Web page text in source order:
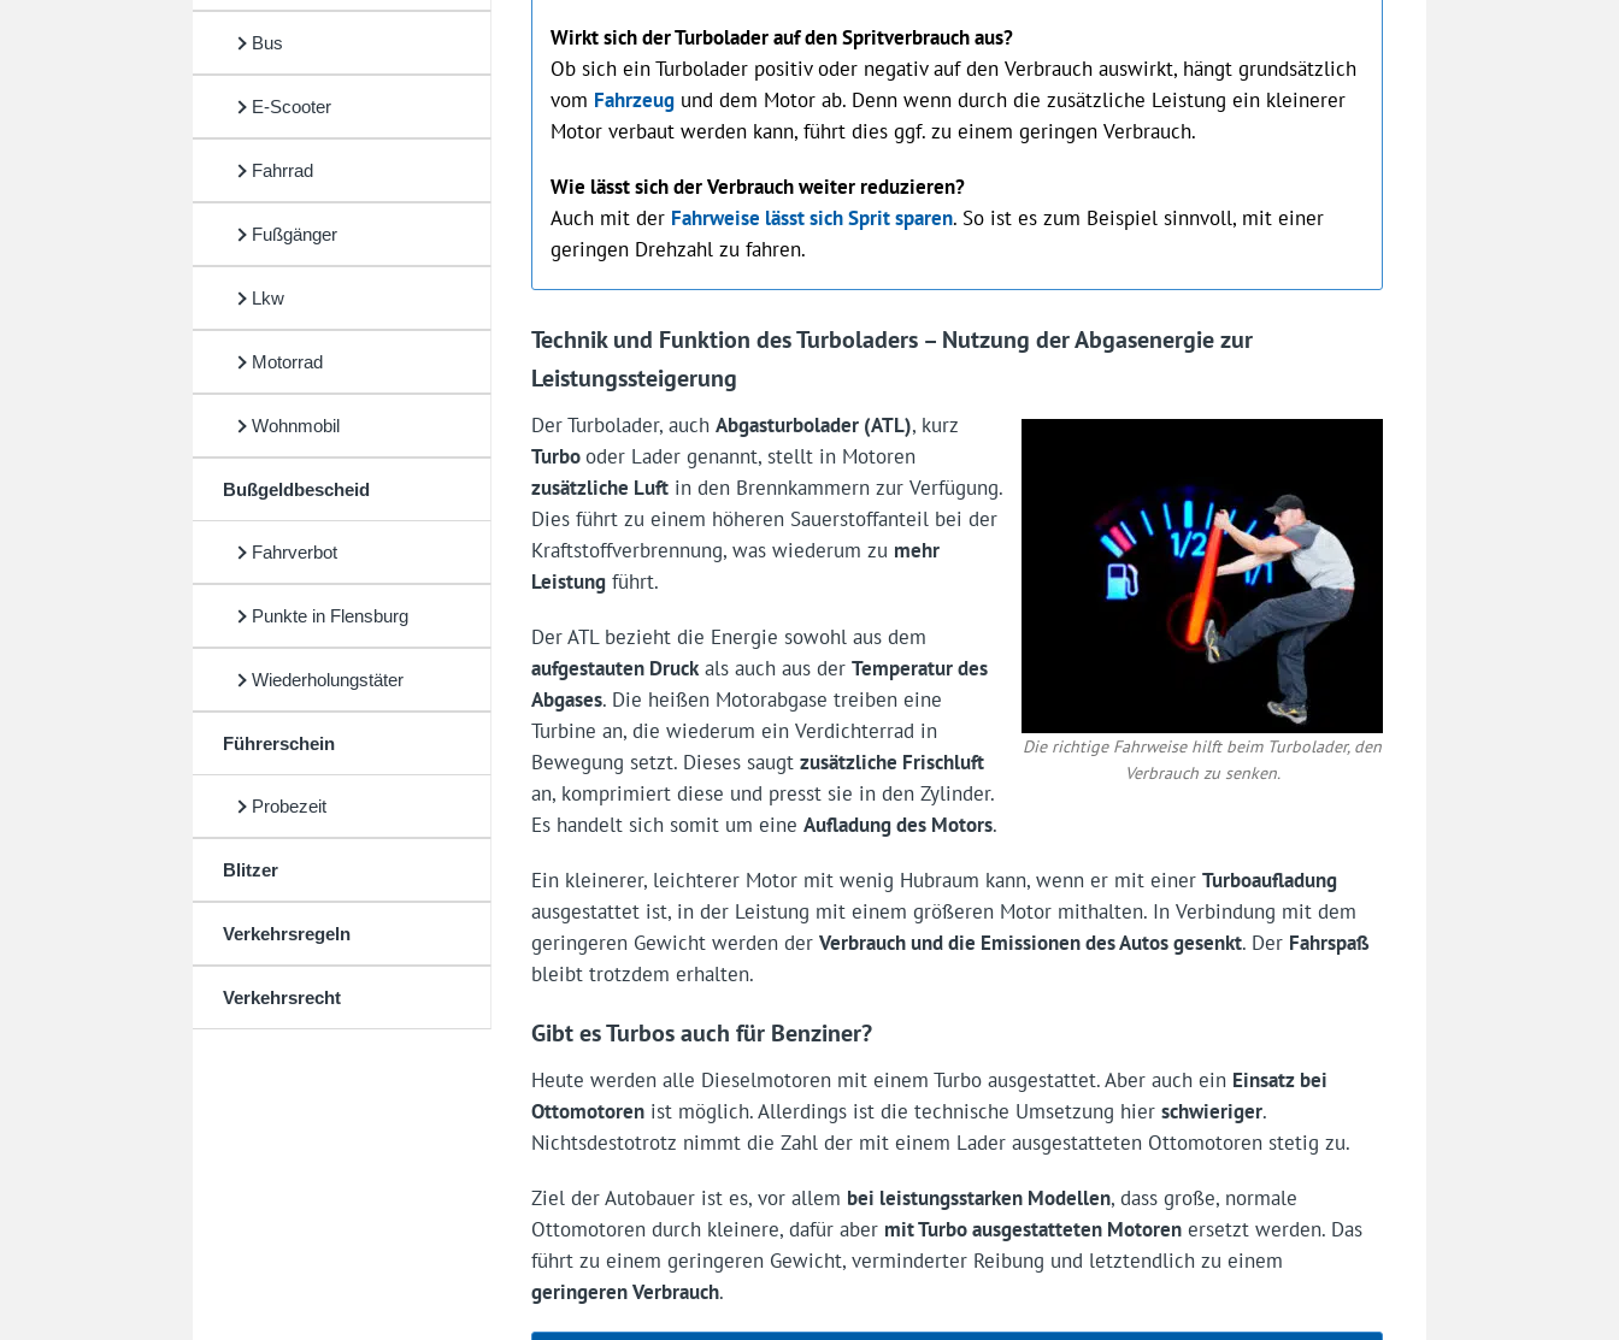
Bus
E-Scooter
Fahrrad
Fußgänger
Lkw
Motorrad
Wohnmobil
Bußgeldbescheid
Fahrverbot
Punkte in Flensburg
Wiederholungstäter
Führerschein
Probezeit
Blitzer
Verkehrsregeln
Verkehrsrecht
Wirkt sich der Turbolader auf den Spritverbrauch aus?
Ob sich ein Turbolader positiv oder negativ auf den Verbrauch auswirkt, hängt grundsätzlich
vom Fahrzeugund dem Motor ab. Denn wenn durch die zusätzliche Leistung ein kleinerer
Motor verbaut werden kann, führt dies ggf. zu einem geringen Verbrauch.
Wie lässt sich der Verbrauch weiter reduzieren?
Auch mit der Fahrweise lässt sich Sprit sparen. So ist es zum Beispiel sinnvoll, mit einer
geringen Drehzahl zu fahren.
Technik und Funktion des Turboladers – Nutzung der Abgasenergie zur
Leistungssteigerung
Die richtige Fahrweise hilft beim Turbolader, den
Verbrauch zu senken.
Der Turbolader, auch Abgasturbolader (ATL), kurz
Turbooder Lader genannt, stellt in Motoren
zusätzliche Luftin den Brennkammern zur Verfügung.
Dies führt zu einem höheren Sauerstoffanteil bei der
Kraftstoffverbrennung, was wiederum zu mehr
Leistungführt.
Der ATL bezieht die Energie sowohl aus dem
aufgestauten Druckals auch aus der Temperatur des
Abgases. Die heißen Motorabgase treiben eine
Turbine an, die wiederum ein Verdichterrad in
Bewegung setzt. Dieses saugt zusätzliche Frischluft
an, komprimiert diese und presst sie in den Zylinder.
Es handelt sich somit um eine Aufladung des Motors.
Ein kleinerer, leichterer Motor mit wenig Hubraum kann, wenn er mit einer Turboaufladung
ausgestattet ist, in der Leistung mit einem größeren Motor mithalten. In Verbindung mit dem
geringeren Gewicht werden der Verbrauch und die Emissionen des Autos gesenkt. Der Fahrspaß
bleibt trotzdem erhalten.
Gibt es Turbos auch für Benziner?
Heute werden alle Dieselmotoren mit einem Turbo ausgestattet. Aber auch ein Einsatz bei
Ottomotorenist möglich. Allerdings ist die technische Umsetzung hier schwieriger.
Nichtsdestotrotz nimmt die Zahl der mit einem Lader ausgestatteten Ottomotoren stetig zu.
Ziel der Autobauer ist es, vor allem bei leistungsstarken Modellen, dass große, normale
Ottomotoren durch kleinere, dafür aber mit Turbo ausgestatteten Motorenersetzt werden. Das
führt zu einem geringeren Gewicht, verminderter Reibung und letztendlich zu einem
geringeren Verbrauch.